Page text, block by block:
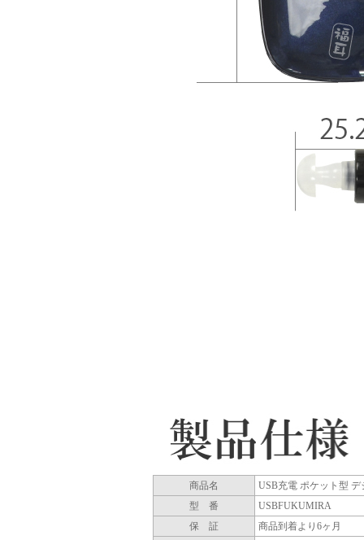
商品名
USB充電 ポケット型
型 番
USBFUKUMIRA
保 証
商品到着より6ヶ月